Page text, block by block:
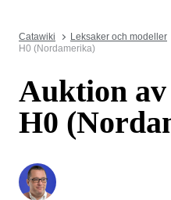
Catawiki Leksaker och modeller
H0 (Nordamerika)
Auktion
H0